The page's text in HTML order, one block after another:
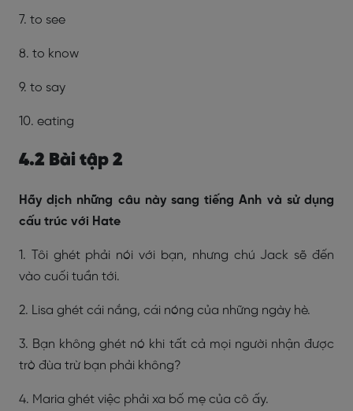
7. to see
8. to know
9. to say
10. eating
4.2 Bài tập 2
Hãy dịch những câu này sang tiếng Anh và sử dụng
cấu trúc với Hate
1. Tôi ghét phải nói với bạn, nhưng chú Jack sẽ đến
vào cuối tuần tới.
2. Lisa ghét cái nắng, cái nóng của những ngày hè.
3. Bạn không ghét nó khi tất cả mọi người nhận được
trò đùa trừ bạn phải không?
4. Maria ghét việc phải xa bố mẹ của cô ấy.